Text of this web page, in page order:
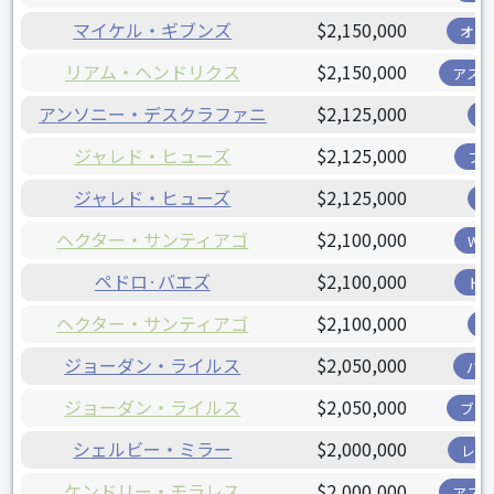
マイケル・ギブンズ
$2,150,000 オリ
リアム・ヘンドリクス $2,150,000 アス
アンソニー・デスクラファニ $2,125,000
ジャレド・ヒューズ $2,125,000 フ
ジャレド・ヒューズ $2,125,000
ヘクター・サンティアゴ $2,100,000 W
ペドロ·バエズ $2,100,000 ド
ヘクター・サンティアゴ $2,100,000
ジョーダン・ライルス $2,050,000 パ
ジョーダン・ライルス $2,050,000 ブリ
シェルビー・ミラー $2,000,000 レ